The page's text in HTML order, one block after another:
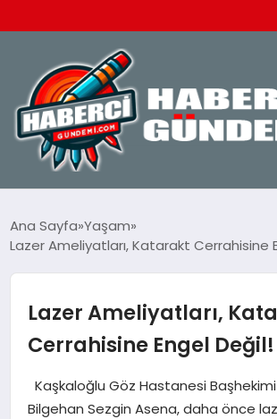
SPOR
EKONOMI
DÜNYA
Ana Sayfa Yaşam
Lazer Ameliyatları, Katarakt Cerrahisine
Lazer Ameliyatları,
Cerrahisine Engel Değil!
Kaşkaloğlu Göz Hastanesi Başhekimi
Bilgehan Sezgin Asena, daha önce